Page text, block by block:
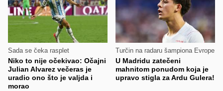
Sada se čeka rasplet
Niko to nije očekivao: Očajni
Julian Alvarez večeras je
uradio ono što je valjda i
morao
Turčin na radaru šampiona Evrope
U Madridu zatečeni
mahnitom ponudom koja je
upravo stigla za Ardu Gulera!